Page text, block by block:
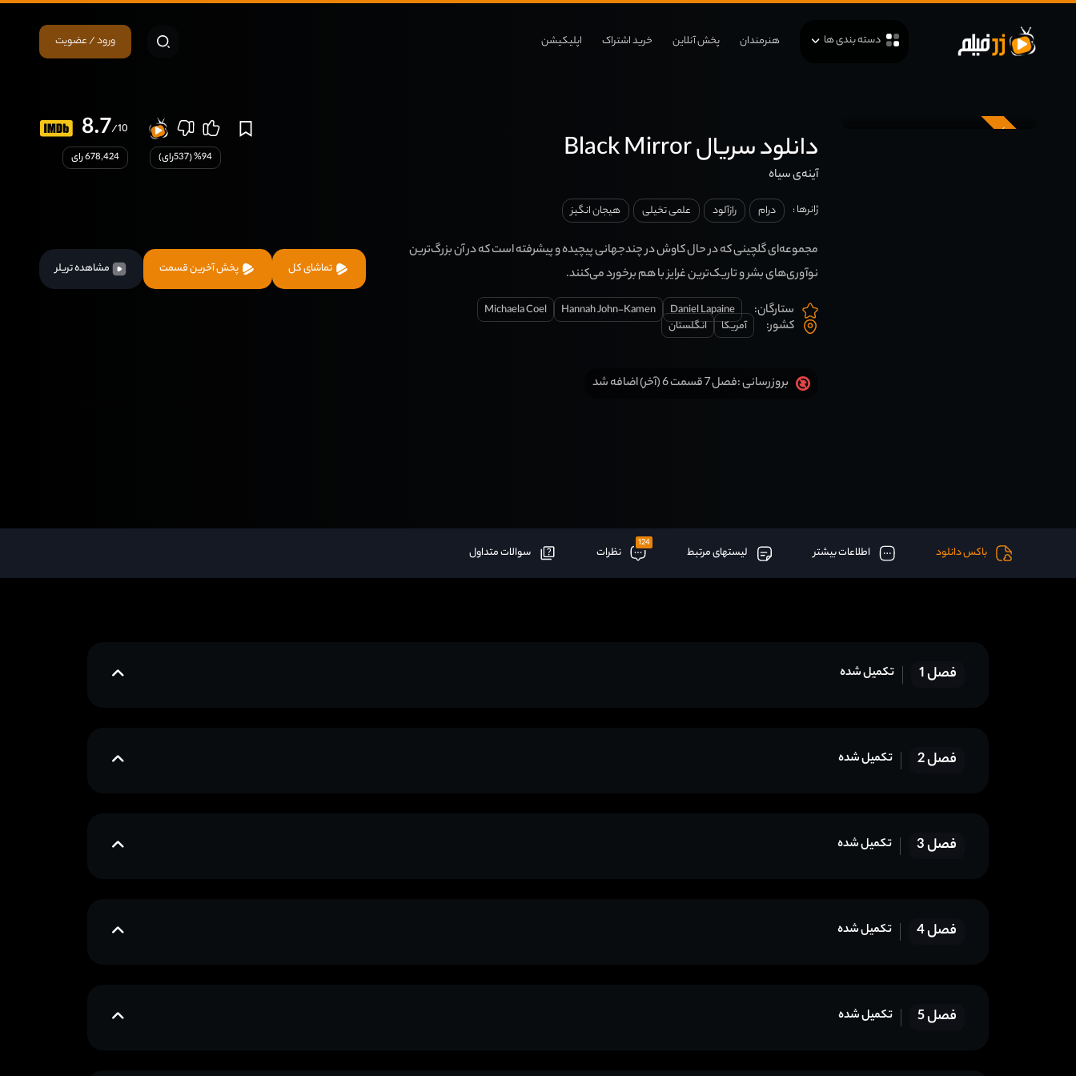
دسته بندی ها هنرمندان پخش آنلاین خرید اشتراک اپلیکیشن ورود / عضویت
زیرنویس دانلود سریال Black Mirror
آینه‌ی سیاه
ژانرها : درام رازآلود علمی تخیلی هیجان انگیز
مجموعه‌ای گلچینی که در حال کاوش در چندجهانی پیچیده و پیشرفته است که در آن بزرگ‌ترین
نوآوری‌های بشر و تاریک‌ترین غرایز با هم برخورد می‌کنند.
ستارگان:
Daniel Lapaine
Hannah John-Kamen
Michaela Coel
کشور: آمریکا انگلستان
بروزرسانی :فصل 7 قسمت 6 (آخر) اضافه شد
8.7/10
678,424 رای 94
% (
537رای)
تماشای کل پخش آخرین قسمت مشاهده تریلر
باکس دانلود اطلاعات بیشتر لیستهای مرتبط
124
نظرات سوالات متداول
فصل 1 تکمیل شده
فصل 2 تکمیل شده
فصل 3 تکمیل شده
فصل 4 تکمیل شده
فصل 5 تکمیل شده